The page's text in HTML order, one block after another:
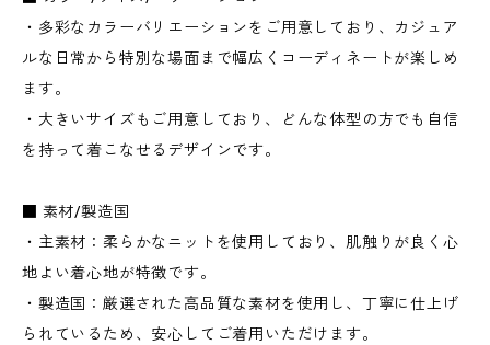
・多彩なカラーバリエーションをご用意しており、カジュア
ルな日常から特別な場面まで幅広くコーディネートが楽しめ
ます。
・大きいサイズもご用意しており、どんな体型の方でも自信
を持って着こなせるデザインです。
■ 素材/製造国
・主素材：柔らかなニットを使用しており、肌触りが良く心
地よい着心地が特徴です。
・製造国：厳選された高品質な素材を使用し、丁寧に仕上げ
られているため、安心してご着用いただけます。